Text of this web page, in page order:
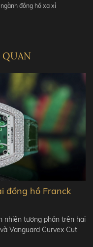
đồng hồ xa xỉ
đồng hồ Franck
nhiên tương phản trên hai
Vanguard Curvex Cut